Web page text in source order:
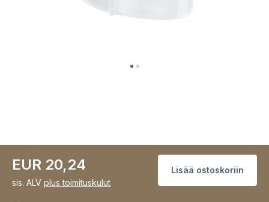
EUR 20,24
sis. ALV plus toimituskulut
Lisää ostoskoriin